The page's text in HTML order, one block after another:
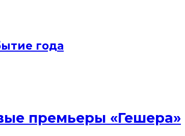
года
премьеры «Гешера»